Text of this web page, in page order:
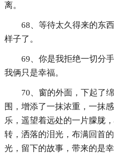
离。
68、等待太久得来的东
样子了。
69、你是我拒绝一切分
我俩只是幸福。
70、窗的外面，下起了
围，增添了一抹浓重，一抹
乐，遥望着远处的一片朦胧
转，洒落的泪光，布满回首
光，留下的故事，带来的是